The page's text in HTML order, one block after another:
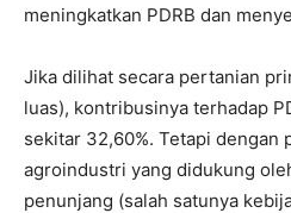
meningkatkan PDRB dan
Jika dilihat secara pertanian
luas), kontribusinya terhadap
sekitar 32,60%. Tetapi dengan
agroindustri yang didukung
penunjang (salah satunya